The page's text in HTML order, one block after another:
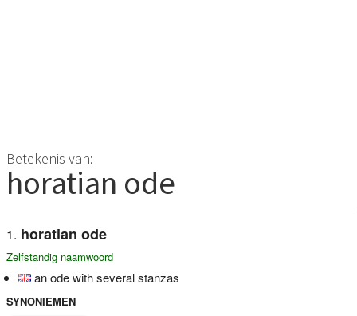
Betekenis van:
horatian ode
horatian ode
Zelfstandig naamwoord
an ode with several stanzas
SYNONIEMEN